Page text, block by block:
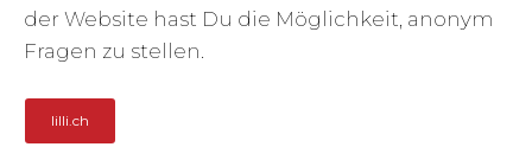
der Website hast Du die Möglichkeit, anonym
Fragen zu stellen.
lilli.ch